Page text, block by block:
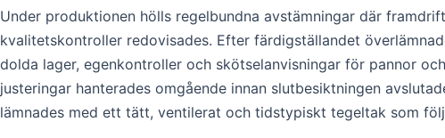
Under produktionen hölls regelbundna avstämningar där
kvalitetskontroller redovisades. Efter färdigställandet
dolda lager, egenkontroller och skötselanvisningar för pannor
justeringar hanterades omgående innan slutbesiktningen
lämnades med ett tätt, ventilerat och tidstypiskt tegeltak som